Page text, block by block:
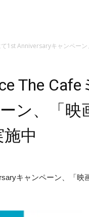
1st Anniversaryキャンペー
The Cafe
ン、「映
中
キャンペーン、「映